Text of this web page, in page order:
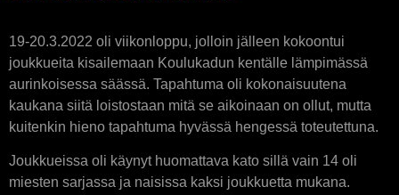
19-20.3.2022 oli viikonloppu, jolloin jälleen kokoontui
joukkueita kisailemaan Koulukadun kentälle lämpimässä
aurinkoisessa säässä. Tapahtuma oli kokonaisuutena
kaukana siitä loistostaan mitä se aikoinaan on ollut, mutta
kuitenkin hieno tapahtuma hyvässä hengessä toteutettuna.
Joukkueissa oli käynyt huomattava kato sillä vain 14 oli
miesten sarjassa ja naisissa kaksi joukkuetta mukana.